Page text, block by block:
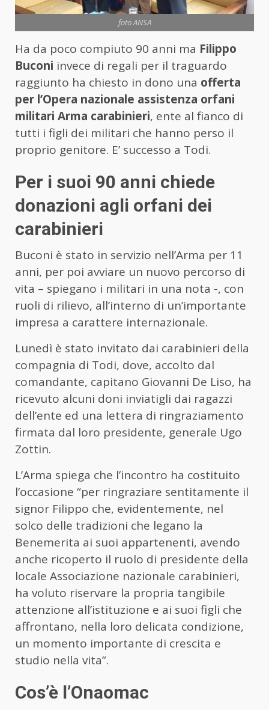
foto ANSA
Ha da poco compiuto 90 anni ma Filippo
Buconi invece di regali per il traguardo
raggiunto ha chiesto in dono una offerta
per l’Opera nazionale assistenza orfani
militari Arma carabinieri, ente al fianco di
tutti i figli dei militari che hanno perso il
proprio genitore. E’ successo a Todi.
Per i suoi 90 anni chiede
donazioni agli orfani dei
carabinieri
Buconi è stato in servizio nell’Arma per 11
anni, per poi avviare un nuovo percorso di
vita – spiegano i militari in una nota -, con
ruoli di rilievo, all’interno di un’importante
impresa a carattere internazionale.
Lunedì è stato invitato dai carabinieri della
compagnia di Todi, dove, accolto dal
comandante, capitano Giovanni De Liso, ha
ricevuto alcuni doni inviatigli dai ragazzi
dell’ente ed una lettera di ringraziamento
firmata dal loro presidente, generale Ugo
Zottin.
L’Arma spiega che l’incontro ha costituito
l’occasione “per ringraziare sentitamente il
signor Filippo che, evidentemente, nel
solco delle tradizioni che legano la
Benemerita ai suoi appartenenti, avendo
anche ricoperto il ruolo di presidente della
locale Associazione nazionale carabinieri,
ha voluto riservare la propria tangibile
attenzione all’istituzione e ai suoi figli che
affrontano, nella loro delicata condizione,
un momento importante di crescita e
studio nella vita”.
Cos’è l’Onaomac